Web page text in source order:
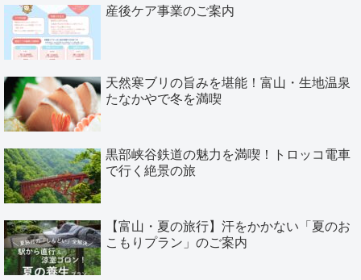
産後ケア事業のご案内
天然寒ブリの旨みを堪能！富山・生地温泉
たなかやで冬を満喫
黒部峡谷鉄道の魅力を満喫！トロッコ電車
で行く絶景の旅
【富山・夏の旅行】汗をかかない「夏のお
こもりプラン」のご案内